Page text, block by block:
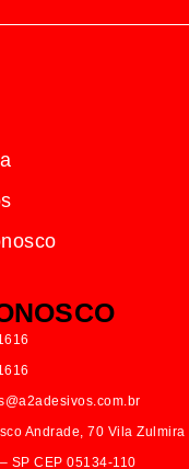
Andrade, 70 Vila Zulmira
SP CEP 05134-110